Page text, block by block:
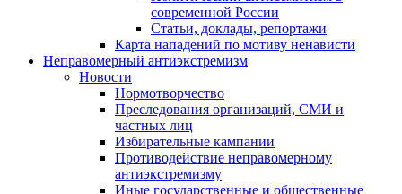
современной России
Статьи, доклады, репортажи
Карта нападений по мотиву ненависти
Неправомерный антиэкстремизм
Новости
Нормотворчество
Преследования организаций, СМИ и
частных лиц
Избирательные кампании
Противодействие неправомерному
антиэкстремизму
Иные государственные и общественные